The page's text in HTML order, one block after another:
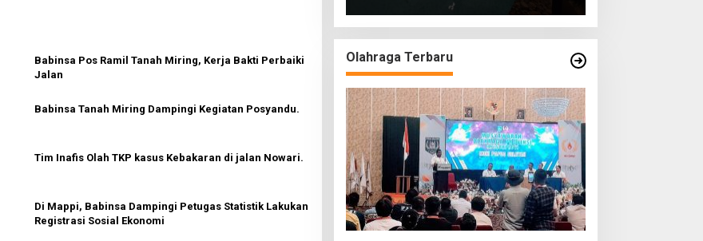
Babinsa Pos Ramil Tanah Miring, Kerja Bakti Perbaiki
Jalan
Babinsa Tanah Miring Dampingi Kegiatan Posyandu.
Tim Inafis Olah TKP kasus Kebakaran di jalan Nowari.
Di Mappi, Babinsa Dampingi Petugas Statistik Lakukan
Registrasi Sosial Ekonomi
Olahraga Terbaru